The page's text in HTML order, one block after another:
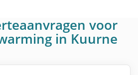
voor
in Kuurne